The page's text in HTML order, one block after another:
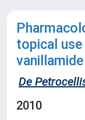
topical
vanillamide
De
2010